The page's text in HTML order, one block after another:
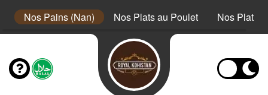
Nos Pains (Nan) Nos Plats au Poulet Nos Plats